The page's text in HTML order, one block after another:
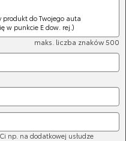
maks. liczba znaków 500
do Twojego auta
w punkcie E dow. rej.)
np. na dodatkowej usłudze